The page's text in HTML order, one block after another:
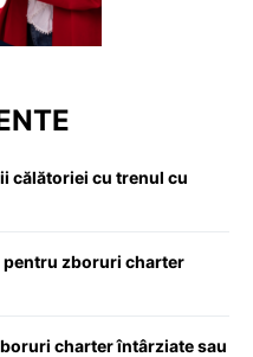
călătoriei cu trenul cu
zboruri charter
charter întârziate sau